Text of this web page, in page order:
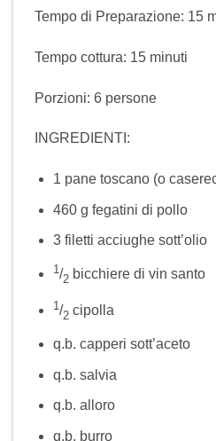
Tempo di Preparazione: 15
Tempo cottura: 15 minuti
Porzioni: 6 persone
INGREDIENTI:
1 pane toscano (o
460 g fegatini di pollo
3 filetti acciughe sott’olio
1/2bicchiere di vin santo
1/2 cipolla
q.b. capperi sott’aceto
q.b. salvia
q.b. alloro
q.b. burro